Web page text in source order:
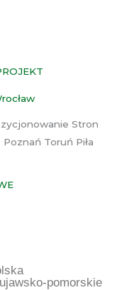
Stron
Toruń Piła
pomorskie